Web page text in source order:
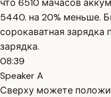
что 6510 мачасов
5440. на 20% меньше.
сорокаватная зарядка
зарядка.
08:39
Speaker A
Сверху можете